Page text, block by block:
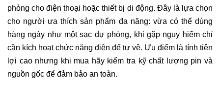
phòng cho điện thoại hoặc thiết bị di động. Đây là lựa chọn
cho người ưa thích sản phẩm đa năng: vừa có thể dùng
hàng ngày như một sạc dự phòng, khi gặp nguy hiểm chỉ
cần kích hoạt chức năng điện để tự vệ. Ưu điểm là tính tiện
lợi cao nhưng khi mua hãy kiểm tra kỹ chất lượng pin và
nguồn gốc để đảm bảo an toàn.